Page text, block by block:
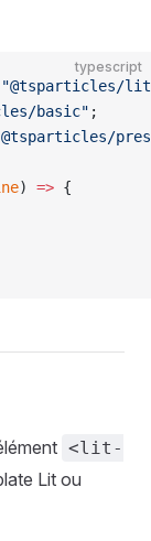
typescript
"@tsparticles/
basic" ;
) => {
<lit-
Lit ou